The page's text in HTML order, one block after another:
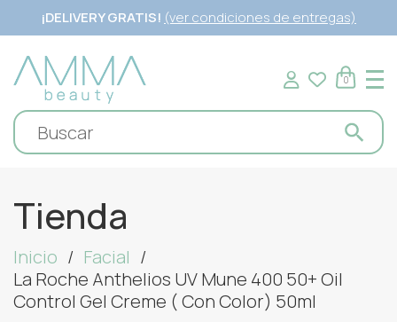
¡DELIVERY GRATIS! (ver condiciones de entregas)
0
Tienda
Inicio
Facial
La Roche Anthelios UV Mune 400 50+ Oil
Control Gel Creme ( Con Color) 50ml